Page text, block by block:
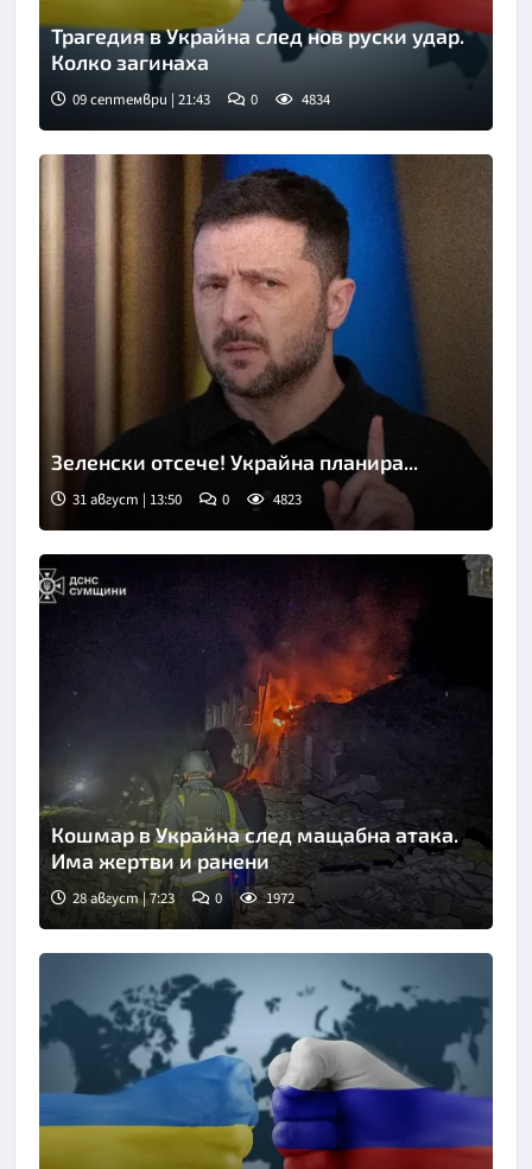
Трагедия в Украйна след нов руски удар.
Колко загинаха
09 септември | 21:43 0 4834
Снимка: АП/БТА
Зеленски отсече! Украйна планира...
31 август | 13:50 0 4823
Снимка: АП/БТА
Кошмар в Украйна след мащабна атака.
Има жертви и ранени
28 август | 7:23 0 1972